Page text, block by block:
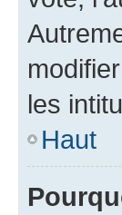
les
Haut